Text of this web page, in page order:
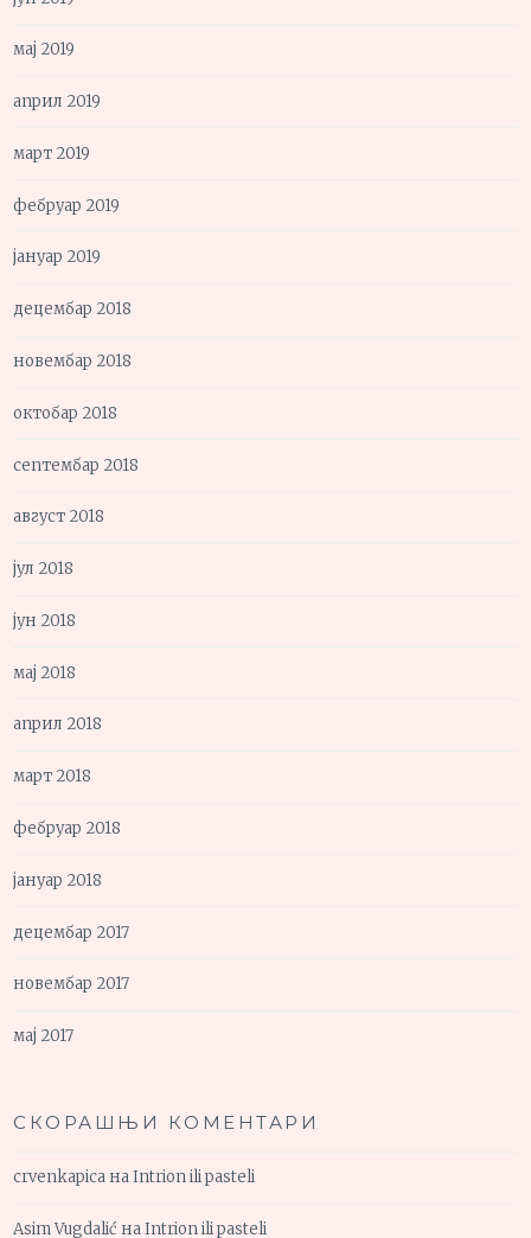
мај 2019
април 2019
март 2019
фебруар 2019
јануар 2019
децембар 2018
новембар 2018
октобар 2018
септембар 2018
август 2018
јул 2018
јун 2018
мај 2018
април 2018
март 2018
фебруар 2018
јануар 2018
децембар 2017
новембар 2017
мај 2017
СКОРАШЊИ КОМЕНТАРИ
crvenkapica наIntrion ili pasteli
Asim Vugdalić наIntrion ili pasteli